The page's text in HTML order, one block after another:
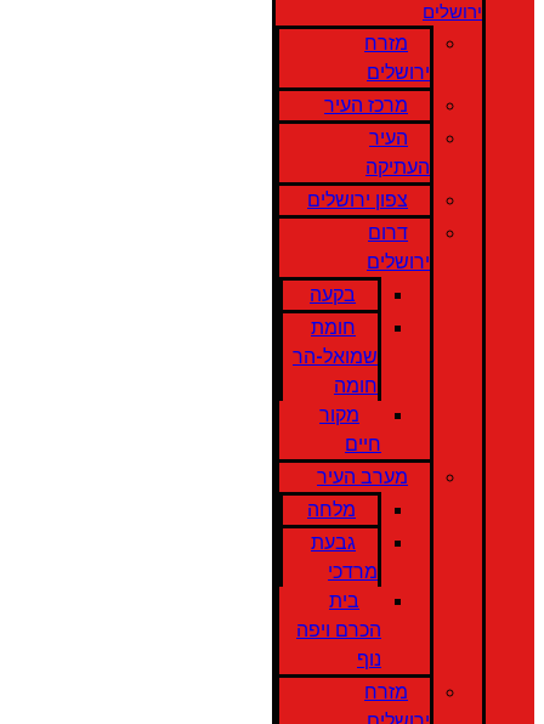
ירושלים
מזרח
ירושלים
מרכז העיר
העיר
העתיקה
צפון ירושלים
דרום
ירושלים
בקעה
חומת
שמואל-הר
חומה
מקור
חיים
מערב העיר
מלחה
גבעת
מרדכי
בית
הכרם ויפה
נוף
מזרח